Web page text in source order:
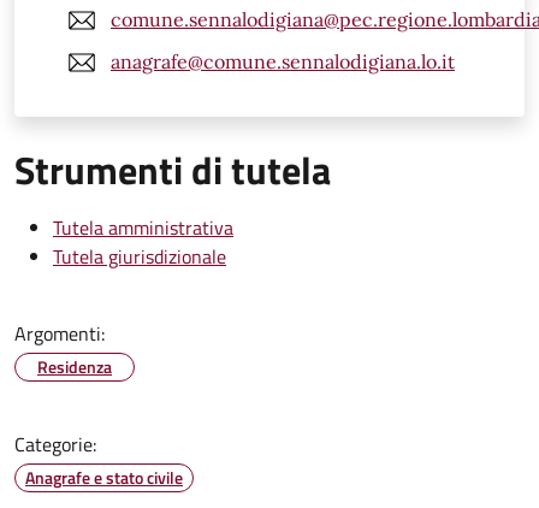
anagrafe@comune.sennalodigiana.lo.it
Strumenti di tutela
Tutela amministrativa
Tutela giurisdizionale
Argomenti:
Residenza
Categorie:
Anagrafe e stato civile